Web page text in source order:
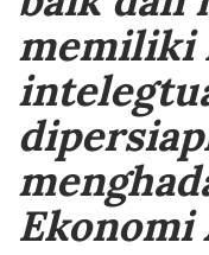
memiliki
Ekonomi